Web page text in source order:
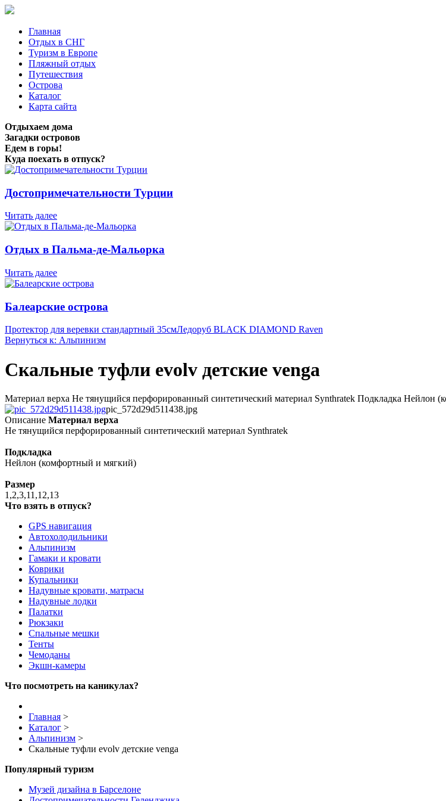
Главная
Отдых в СНГ
Туризм в Европе
Пляжный отдых
Путешествия
Острова
Каталог
Карта сайта
Отдыхаем дома
Загадки островов
Едем в горы!
Куда поехать в отпуск?
Достопримечательности Турции
Читать далее
Отдых в Пальма-де-Мальорка
Читать далее
Балеарские острова
Протектор для веревки стандартный 35смЛедоруб BLACK DIAMOND Raven
Вернуться к: Альпинизм
Скальные туфли evolv детские venga
Материал верха Не тянущийся перфорированный синтетический материал Synthratek Подкладка Нейлон
pic_572d29d511438.jpg
Описание Материал верха
Не тянущийся перфорированный синтетический материал Synthratek
Подкладка
Нейлон (комфортный и мягкий)
Размер
1,2,3,11,12,13
Что взять в отпуск?
GPS навигация
Автохолодильники
Альпинизм
Гамаки и кровати
Коврики
Купальники
Надувные кровати, матрасы
Надувные лодки
Палатки
Рюкзаки
Спальные мешки
Тенты
Чемоданы
Экшн-камеры
Что посмотреть на каникулах?
Главная >
Каталог >
Альпинизм >
Скальные туфли evolv детские venga
Популярный туризм
Музей дизайна в Барселоне